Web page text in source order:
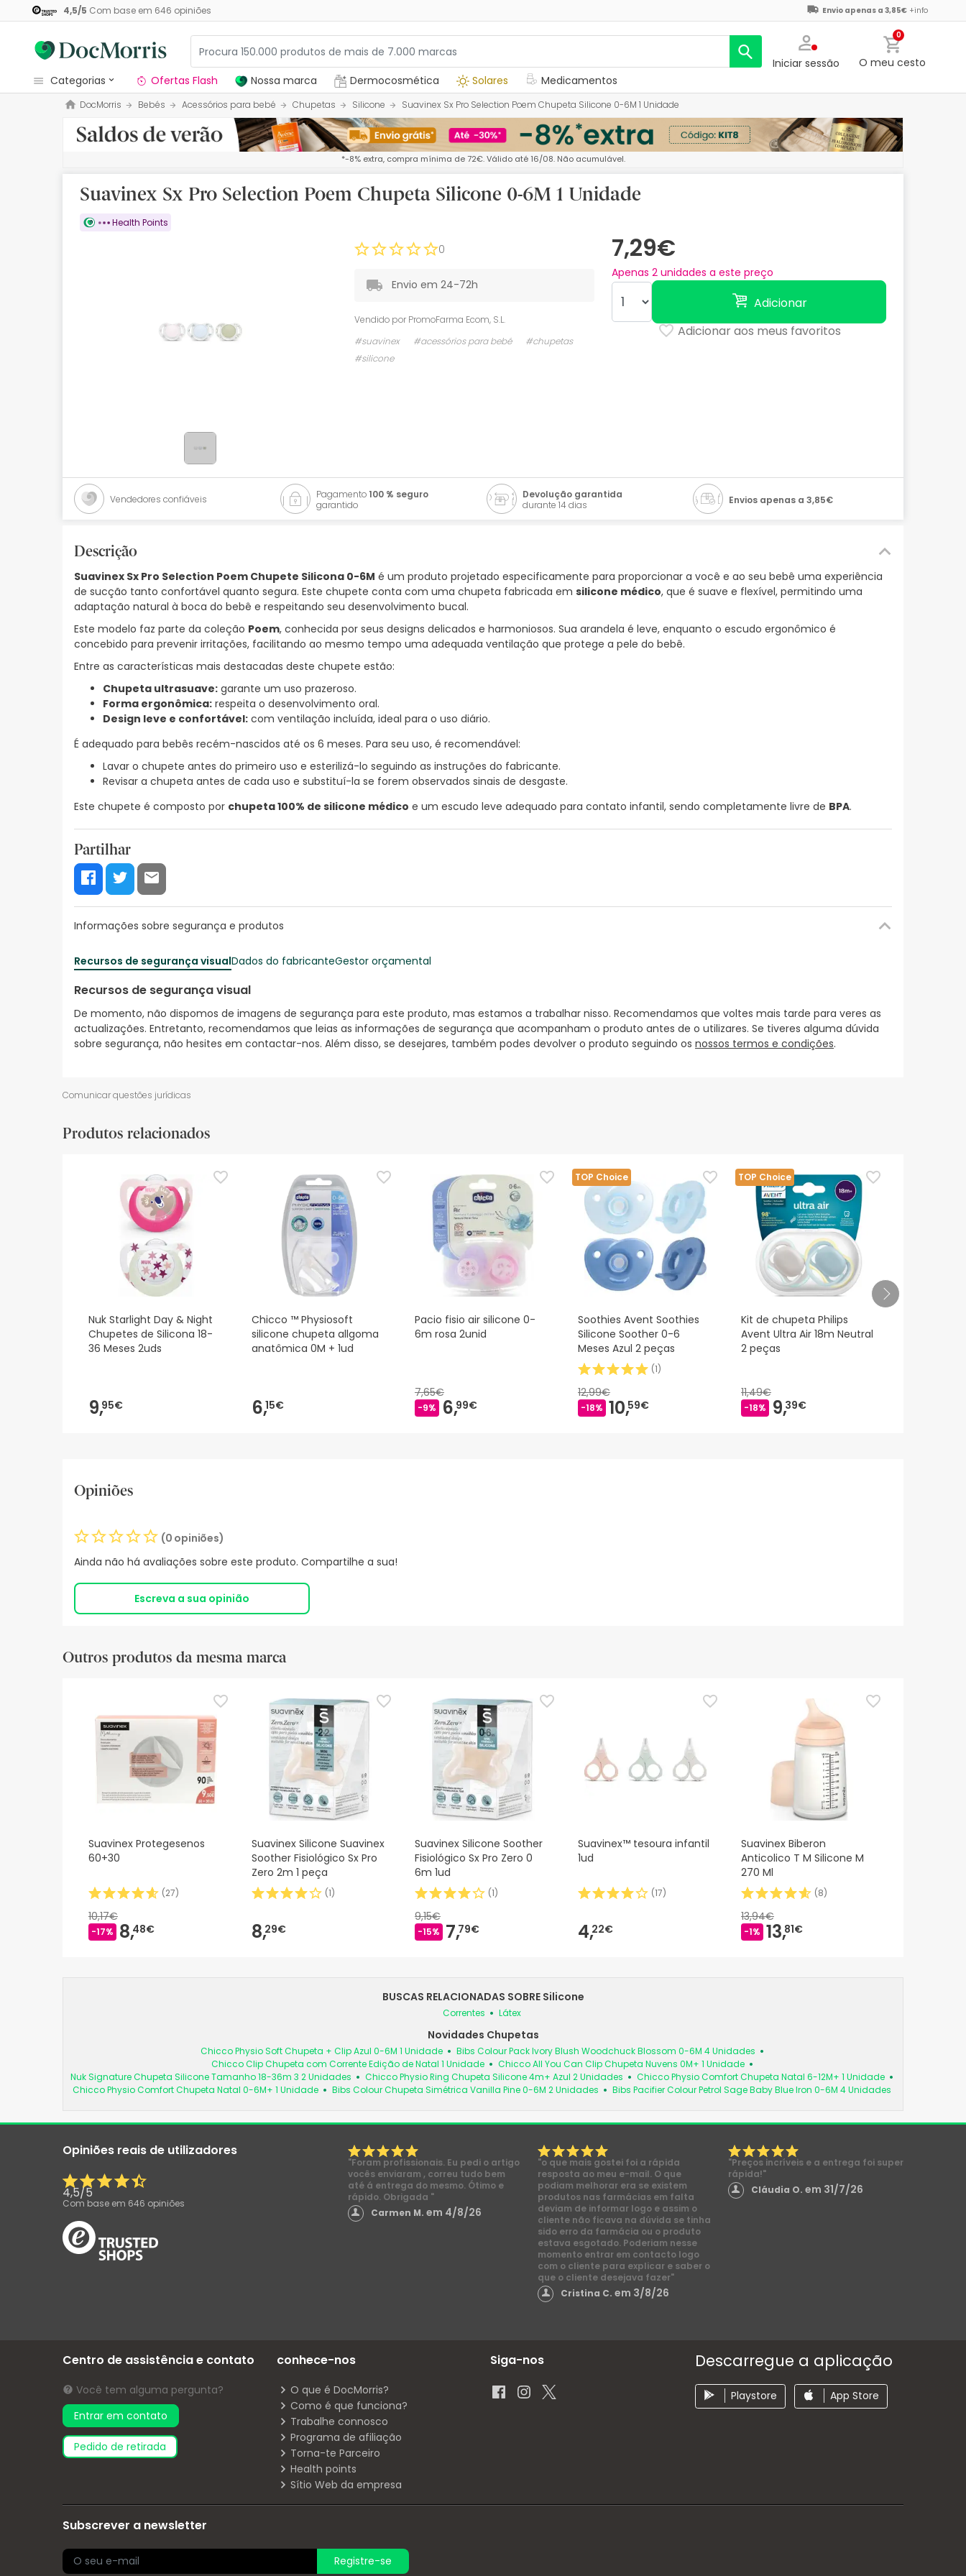
4,5/5 Com base em 646 opiniões Envio apenas a 3,85€ +info
Iniciar sessão
0
O meu cesto
categorias
Dermocosmetica
Nossa marca
Medicamentos
Cosmética
Promoções
Mais vendidos
Health points
Ofertas Flash Nossa marca Dermocosmética Solares Medicamentos
DocMorris Bebés Acessórios para bebé Chupetas Silicone Suavinex Sx Pro Selection Poem Chupeta Silicone 0-6M 1 Unidade
*-8% extra, compra mínima de 72€. Válido até 16/08. Não acumulável.
Suavinex Sx Pro Selection Poem Chupeta Silicone 0-6M 1 Unidade
Health Points
7,29€
Apenas 2 unidades a este preço
Adicionar
Adicionar aos meus favoritos
0
Envio em 24-72h
Vendido por PromoFarma Ecom, S.L.
#suavinex
#acessórios para bebé
#chupetas
#silicone
Vendedores confiáveis Pagamento100 % seguro
garantido
Devolução garantida
durante 14 dias
Envios apenas a 3,85€
Descrição
Suavinex Sx Pro Selection Poem Chupete Silicona 0-6M é um produto projetado especificamente para proporcionar a você e ao seu bebê uma experiência
de sucção tanto confortável quanto segura. Este chupete conta com uma chupeta fabricada em silicone médico, que é suave e flexível, permitindo uma
adaptação natural à boca do bebê e respeitando seu desenvolvimento bucal.
Este modelo faz parte da coleção Poem, conhecida por seus designs delicados e harmoniosos. Sua arandela é leve, enquanto o escudo ergonômico é
concebido para prevenir irritações, facilitando ao mesmo tempo uma adequada ventilação que protege a pele do bebê.
Entre as características mais destacadas deste chupete estão:
Chupeta ultrasuave: garante um uso prazeroso.
Forma ergonômica: respeita o desenvolvimento oral.
Design leve e confortável: com ventilação incluída, ideal para o uso diário.
É adequado para bebês recém-nascidos até os 6 meses. Para seu uso, é recomendável:
Lavar o chupete antes do primeiro uso e esterilizá-lo seguindo as instruções do fabricante.
Revisar a chupeta antes de cada uso e substituí-la se forem observados sinais de desgaste.
Este chupete é composto por chupeta 100% de silicone médico e um escudo leve adequado para contato infantil, sendo completamente livre de BPA.
Partilhar
Informações sobre segurança e produtos
Recursos de segurança visualDados do fabricanteGestor orçamental
Recursos de segurança visual
De momento, não dispomos de imagens de segurança para este produto, mas estamos a trabalhar nisso. Recomendamos que voltes mais tarde para veres as
actualizações. Entretanto, recomendamos que leias as informações de segurança que acompanham o produto antes de o utilizares. Se tiveres alguma dúvida
sobre segurança, não hesites em contactar-nos. Além disso, se desejares, também podes devolver o produto seguindo os nossos termos e condições.
Comunicar questões jurídicas
Produtos relacionados
Nuk Starlight Day & Night
Chupetes de Silicona 18-
36 Meses 2uds
9,95€
Chicco ™ Physiosoft
silicone chupeta allgoma
anatômica 0M + 1ud
6,15€
Pacio fisio air silicone 0-
6m rosa 2unid
7,65€
-9% 6,99€
TOP Choice
Soothies Avent Soothies
Silicone Soother 0-6
Meses Azul 2 peças
(1)
12,99€
-18% 10,59€
TOP Choice
Kit de chupeta Philips
Avent Ultra Air 18m Neutral
2 peças
11,49€
-18% 9,39€
Opiniões
(0 opiniões)
Ainda não há avaliações sobre este produto. Compartilhe a sua!
Escreva a sua opinião
Outros produtos da mesma marca
Suavinex Protegesenos
60+30
(27)
10,17€
-17% 8,48€
Suavinex Silicone Suavinex
Soother Fisiológico Sx Pro
Zero 2m 1 peça
(1)
8,29€
Suavinex Silicone Soother
Fisiológico Sx Pro Zero 0
6m 1ud
(1)
9,15€
-15% 7,79€
Suavinex™ tesoura infantil
1ud
(17)
4,22€
Suavinex Biberon
Anticolico T M Silicone M
270 Ml
(8)
13,94€
-1% 13,81€
BUSCAS RELACIONADAS SOBRE Silicone
Correntes Látex
Novidades Chupetas
Chicco Physio Soft Chupeta + Clip Azul 0-6M 1 Unidade
Bibs Colour Pack Ivory Blush Woodchuck Blossom 0-6M 4 Unidades
Chicco Clip Chupeta com Corrente Edição de Natal 1 Unidade
Chicco All You Can Clip Chupeta Nuvens 0M+ 1 Unidade
Nuk Signature Chupeta Silicone Tamanho 18-36m 3 2 Unidades
Chicco Physio Ring Chupeta Silicone 4m+ Azul 2 Unidades
Chicco Physio Comfort Chupeta Natal 6-12M+ 1 Unidade
Chicco Physio Comfort Chupeta Natal 0-6M+ 1 Unidade
Bibs Colour Chupeta Simétrica Vanilla Pine 0-6M 2 Unidades Bibs Pacifier Colour Petrol Sage Baby Blue Iron 0-6M 4 Unidades
Opiniões reais de utilizadores
4,5/5
Com base em 646 opiniões
"Foram profissionais. Eu pedi o artigo
vocês enviaram , correu tudo bem
até á entrega do mesmo. Ótimo e
rápido. Obrigada "
Carmen M. em 4/8/26
"o que mais gostei foi a rápida
resposta ao meu e-mail. O que
podiam melhorar era se existem
produtos nas farmácias em falta
deviam de informar logo e assim o
cliente não ficava na dúvida se tinha
sido erro da farmácia ou o produto
estava esgotado. Poderiam nesse
momento entrar em contacto logo
com o cliente para explicar e saber o
que o cliente desejava fazer"
Cristina C.em 3/8/26
"Preços incríveis e a entrega foi super
rápida!"
Cláudia O. em 31/7/26
Centro de assistência e contato
Você tem alguma pergunta?
Entrar em contato
pedido de retirada
conhece-nos
O que é DocMorris?
Como é que funciona?
Trabalhe connosco
Programa de afiliação
Torna-te Parceiro
Health points
Sítio Web da empresa
Siga-nos Descarregue a aplicação
Playstore App Store
Subscrever a newsletter
Registre-se